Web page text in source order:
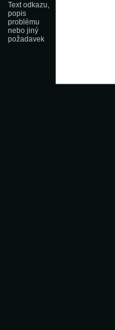
Text odkazu,
popis
problému
nebo jiný
požadavek